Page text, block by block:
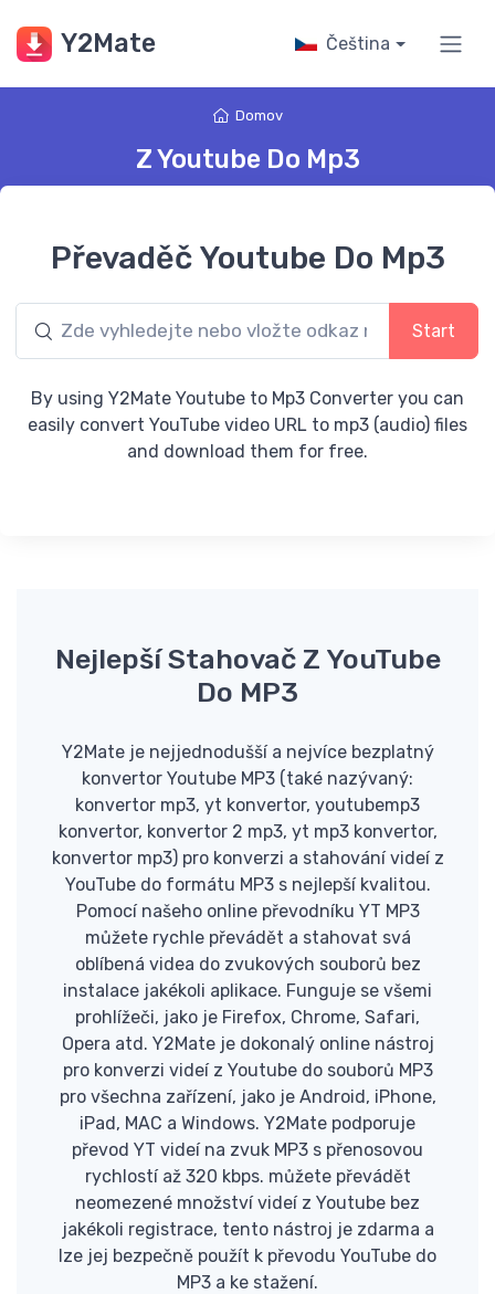
Y2Mate Čeština
Domov
Z Youtube Do Mp3
Převaděč Youtube Do Mp3
Start
By using Y2Mate Youtube to Mp3 Converter you can
easily convert YouTube video URL to mp3 (audio) files
and download them for free.
Nejlepší Stahovač Z YouTube
Do MP3
Y2Mate je nejjednodušší a nejvíce bezplatný
konvertor Youtube MP3 (také nazývaný:
konvertor mp3, yt konvertor, youtubemp3
konvertor, konvertor 2 mp3, yt mp3 konvertor,
konvertor mp3) pro konverzi a stahování videí z
YouTube do formátu MP3 s nejlepší kvalitou.
Pomocí našeho online převodníku YT MP3
můžete rychle převádět a stahovat svá
oblíbená videa do zvukových souborů bez
instalace jakékoli aplikace. Funguje se všemi
prohlížeči, jako je Firefox, Chrome, Safari,
Opera atd. Y2Mate je dokonalý online nástroj
pro konverzi videí z Youtube do souborů MP3
pro všechna zařízení, jako je Android, iPhone,
iPad, MAC a Windows. Y2Mate podporuje
převod YT videí na zvuk MP3 s přenosovou
rychlostí až 320 kbps. můžete převádět
neomezené množství videí z Youtube bez
jakékoli registrace, tento nástroj je zdarma a
lze jej bezpečně použít k převodu YouTube do
MP3 a ke stažení.